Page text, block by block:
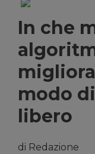
In che
modo
libero
di Redazione